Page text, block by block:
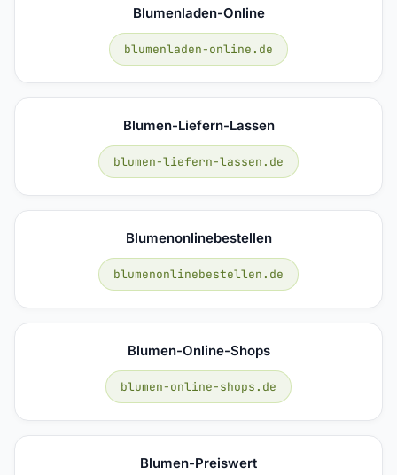
Blumenladen-Online
blumenladen-online.de
Blumen-Liefern-Lassen
blumen-liefern-lassen.de
Blumenonlinebestellen
blumenonlinebestellen.de
Blumen-Online-Shops
blumen-online-shops.de
Blumen-Preiswert